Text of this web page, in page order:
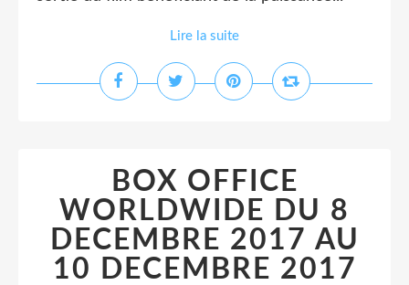
Lire la suite
BOX OFFICE
WORLDWIDE DU 8
DECEMBRE 2017 AU
10 DECEMBRE 2017